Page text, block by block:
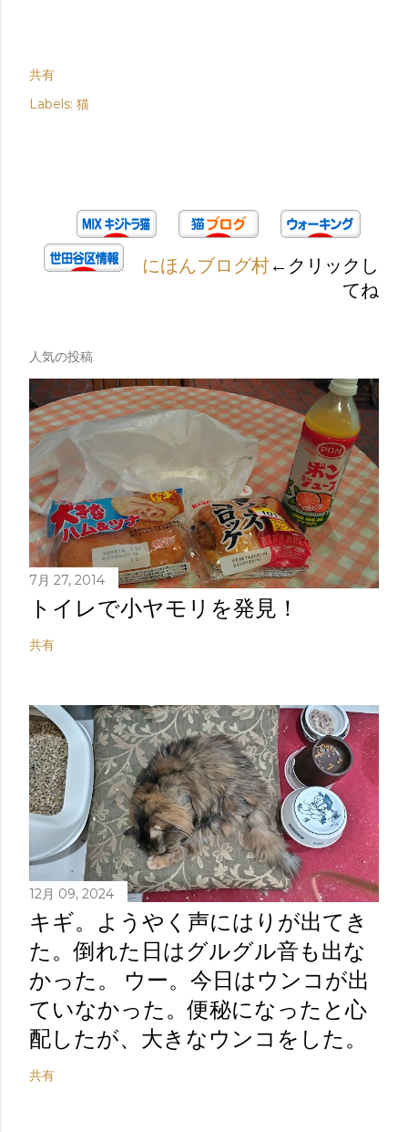
共有
Labels: 猫
にほんブログ村←クリックし
てね
人気の投稿
7月 27, 2014
トイレで小ヤモリを発見！
共有
12月 09, 2024
キギ。ようやく声にはりが出てき
た。倒れた日はグルグル音も出な
かった。 ウー。今日はウンコが出
ていなかった。便秘になったと心
配したが、大きなウンコをした。
共有